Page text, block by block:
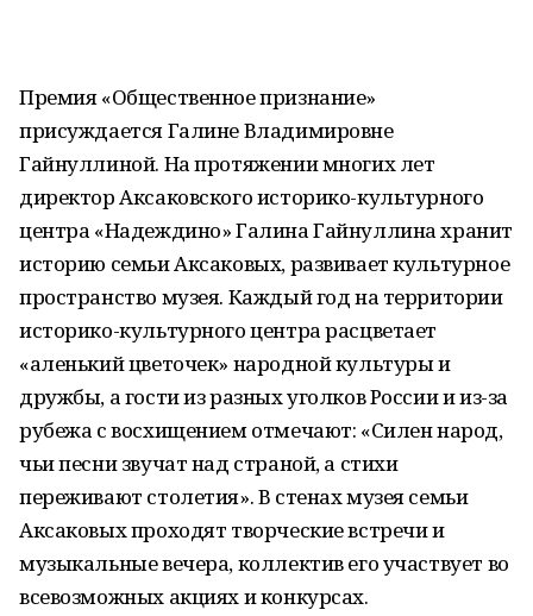
Премия «Общественное признание»
присуждается Галине Владимировне
Гайнуллиной. На протяжении многих лет
директор Аксаковского историко-культурного
центра «Надеждино» Галина Гайнуллина хранит
историю семьи Аксаковых, развивает культурное
пространство музея. Каждый год на территории
историко-культурного центра расцветает
«аленький цветочек» народной культуры и
дружбы, а гости из разных уголков России и из-за
рубежа с восхищением отмечают: «Силен народ,
чьи песни звучат над страной, а стихи
переживают столетия». В стенах музея семьи
Аксаковых проходят творческие встречи и
музыкальные вечера, коллектив его участвует во
всевозможных акциях и конкурсах.